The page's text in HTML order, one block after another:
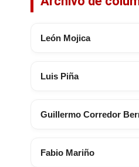
León Mojica
Luis Piña
Guillermo Corredor
Fabio Mariño